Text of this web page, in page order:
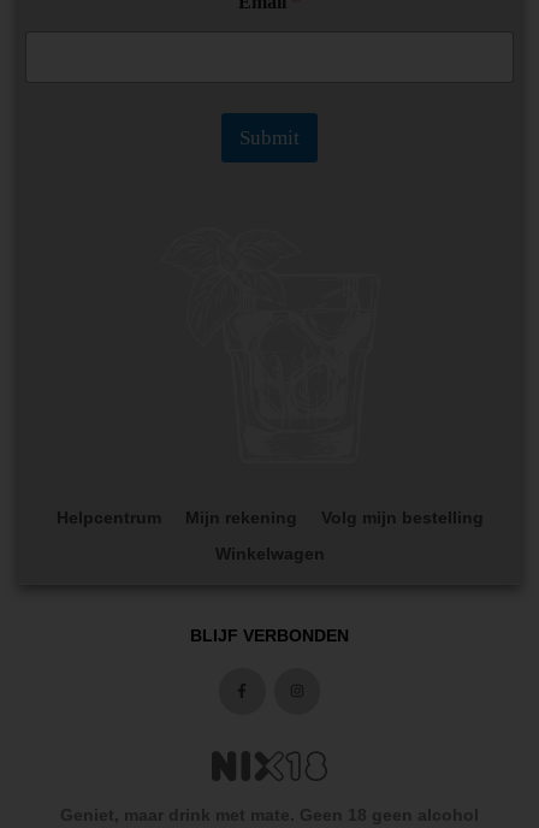
N
m
e
Submit
Helpcentrum Mijn rekening
Volg mijn bestelling
Winkelwagen
BLIJF VERBONDEN
Geniet, maar drink met mate. Geen 18 geen alcohol